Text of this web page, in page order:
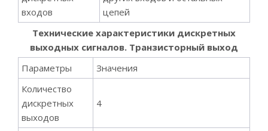
входов
цепей
Технические характеристики дискретных
выходных сигналов. Транзисторный выход
Параметры
Значения
Количество
дискретных
выходов
4